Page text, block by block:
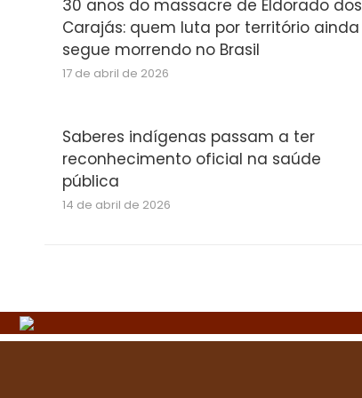
30 anos do massacre de Eldorado dos
Carajás: quem luta por território ainda
segue morrendo no Brasil
17 de abril de 2026
Saberes indígenas passam a ter
reconhecimento oficial na saúde
pública
14 de abril de 2026